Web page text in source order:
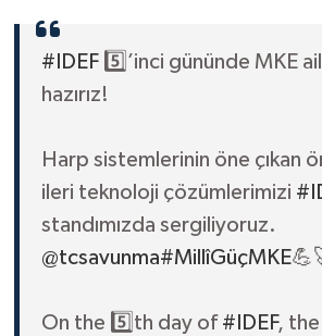
#IDEF5️⃣’inci gününde MKE
hazırız!
Harp sistemlerinin öne çıkan
ileri teknoloji çözümlerimizi
standımızda sergiliyoruz.
@tcsavunma#MillîGüçMKE
On the 5️⃣th day of #IDEF, the